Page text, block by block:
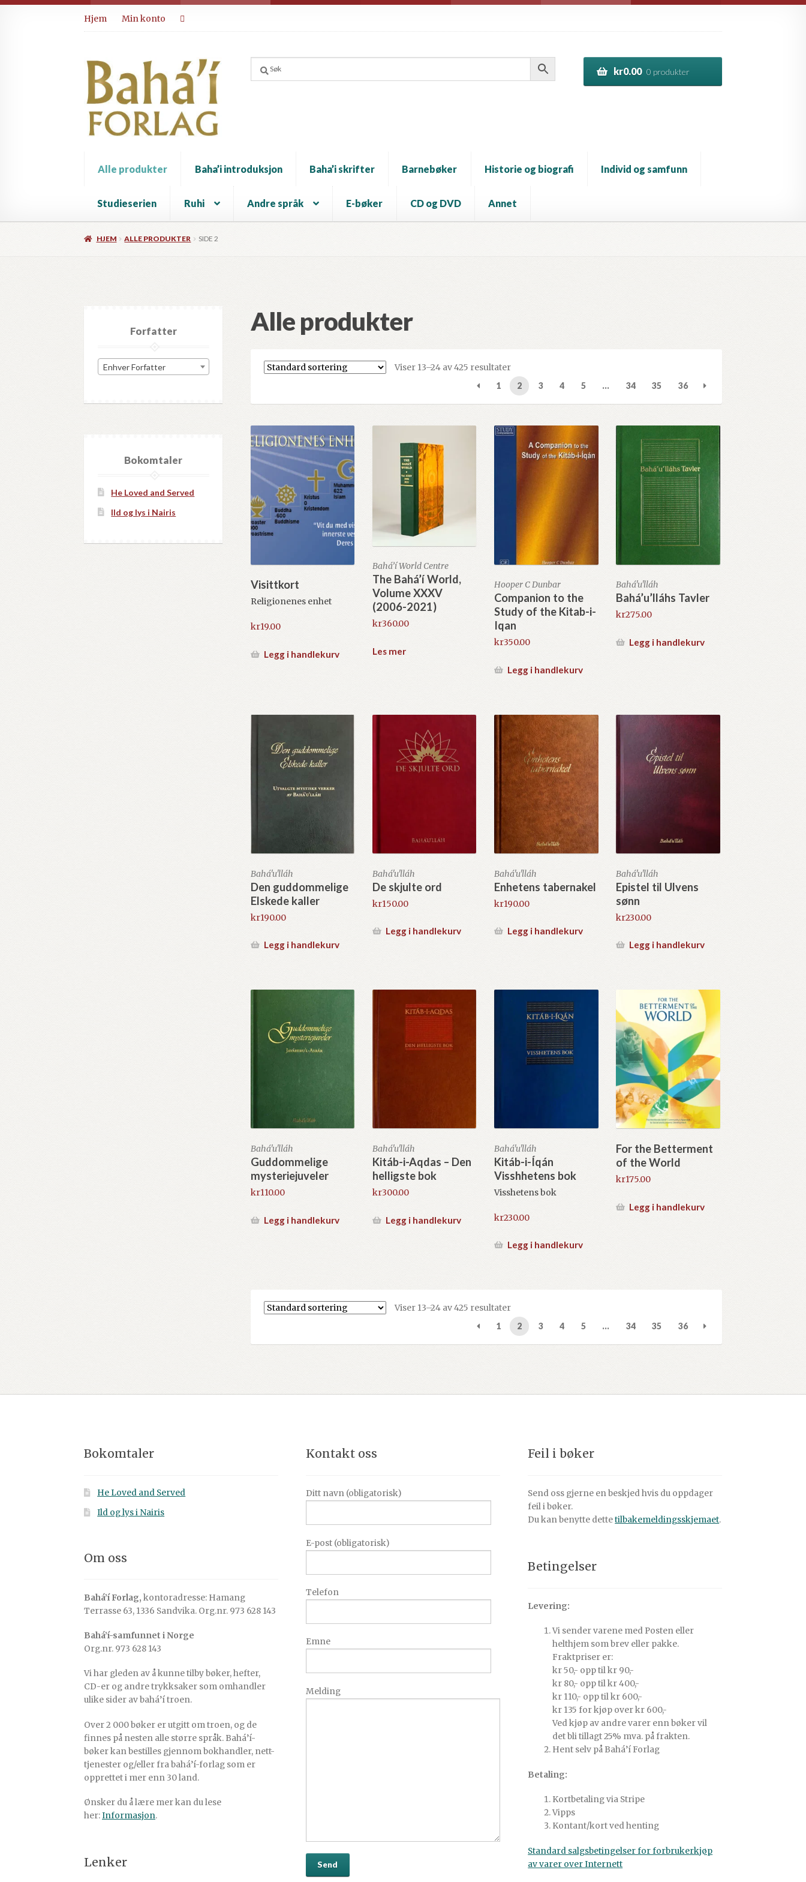
Hopp
til
Hopp
til
Hjem Min konto
kr0.00 0 produkter
Alle produkter Baha’i introduksjon Baha’i skrifter Barnebøker Historie og biografi Individ og samfunn
Studieserien Ruhi Andre språk E-bøker CD og DVD Annet
HJEM ALLE PRODUKTER SIDE 2
Alle produkter
Viser 13–24 av 425 resultater
1 2 3 4 5 … 34 35 36
Visittkort
Religionenes enhet
kr19.00
Legg i handlekurv
Bahá’í World Centre
The Bahá’í World,
Volume XXXV
(2006-2021)
kr360.00
Les mer
Hooper C Dunbar
Companion to the
Study of the Kitab-i-
Iqan
kr350.00
Legg i handlekurv
Bahá'u'lláh
Bahá’u’lláhs Tavler
kr275.00
Legg i handlekurv
Bahá'u'lláh
Den guddommelige
Elskede kaller
kr190.00
Legg i handlekurv
Bahá'u'lláh
De skjulte ord
kr150.00
Legg i handlekurv
Bahá'u'lláh
Enhetens tabernakel
kr190.00
Legg i handlekurv
Bahá'u'lláh
Epistel til Ulvens
sønn
kr230.00
Legg i handlekurv
Bahá'u'lláh
Guddommelige
mysteriejuveler
kr110.00
Legg i handlekurv
Bahá'u'lláh
Kitáb-i-Aqdas – Den
helligste bok
kr300.00
Legg i handlekurv
Bahá'u'lláh
Kitáb-i-Íqán
Visshhetens bok
Visshetens bok
kr230.00
Legg i handlekurv
For the Betterment
of the World
kr175.00
Legg i handlekurv
Viser 13–24 av 425 resultater
1 2 3 4 5 … 34 35 36
Forfatter
Enhver Forfatter
Bokomtaler
He Loved and Served
Ild og lys i Nairis
Bokomtaler
He Loved and Served
Ild og lys i Nairis
Om oss
Bahá’í Forlag, kontoradresse: Hamang
Terrasse 63, 1336 Sandvika. Org.nr. 973 628 143
Bahá’í-samfunnet i Norge
Org.nr. 973 628 143
Vi har gleden av å kunne tilby bøker, hefter,
CD-er og andre trykksaker som omhandler
ulike sider av bahá’í troen.
Over 2 000 bøker er utgitt om troen, og de
finnes på nesten alle større språk. Bahá’í-
bøker kan bestilles gjennom bokhandler, nett-
tjenester og/eller fra bahá’í-forlag som er
opprettet i mer enn 30 land.
Ønsker du å lære mer kan du lese
her:Informasjon.
Lenker
Kontakt oss
Ditt navn (obligatorisk)
E-post (obligatorisk)
Telefon
Emne
Melding
Feil i bøker
Send oss gjerne en beskjed hvis du oppdager
feil i bøker.
Du kan benytte dettetilbakemeldingsskjemaet.
Betingelser
Levering:
Vi sender varene med Posten eller
helthjem som brev eller pakke.
Fraktpriser er:
kr 50,- opp til kr 90,-
kr 80,- opp til kr 400,-
kr 110,- opp til kr 600,-
kr 135 for kjøp over kr 600,-
Ved kjøp av andre varer enn bøker vil
det bli tillagt 25% mva. på frakten.
Hent selv på Bahá’í Forlag
Betaling:
Kortbetaling via Stripe
Vipps
Kontant/kort ved henting
Standard salgsbetingelser for forbrukerkjøp
av varer over Internett